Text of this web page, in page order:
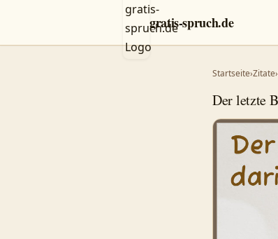
gratis-spruch.de
Startseite›Zitate›
Der letzte